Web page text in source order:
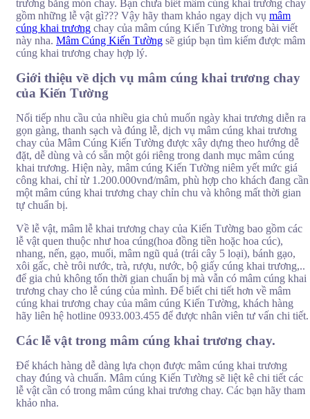
trương bằng món chay. Bạn chưa biết mâm cúng khai trương chay
gồm những lễ vật gì??? Vậy hãy tham khảo ngay dịch vụ mâm
cúng khai trương chay của mâm cúng Kiến Tường trong bài viết
này nha. Mâm Cúng Kiến Tường sẽ giúp bạn tìm kiếm được mâm
cúng khai trương chay hợp lý.
Giới thiệu về dịch vụ mâm cúng khai trương chay
của Kiến Tường
Nối tiếp nhu cầu của nhiều gia chủ muốn ngày khai trương diễn ra
gọn gàng, thanh sạch và đúng lễ, dịch vụ mâm cúng khai trương
chay của Mâm Cúng Kiến Tường được xây dựng theo hướng dễ
đặt, dễ dùng và có sẵn một gói riêng trong danh mục mâm cúng
khai trương. Hiện này, mâm cúng Kiến Tường niêm yết mức giá
công khai, chỉ từ 1.200.000vnđ/mâm, phù hợp cho khách đang cần
một mâm cúng khai trương chay chỉn chu và không mất thời gian
tự chuẩn bị.
Về lễ vật, mâm lễ khai trương chay của Kiến Tường bao gồm các
lễ vật quen thuộc như hoa cúng(hoa đồng tiền hoặc hoa cúc),
nhang, nến, gạo, muối, mâm ngũ quả (trái cây 5 loại), bánh gạo,
xôi gấc, chè trôi nước, trà, rượu, nước, bộ giấy cúng khai trương,..
để gia chủ không tốn thời gian chuẩn bị mà vẫn có mâm cúng khai
trương chay cho lễ cúng của mình. Để biết chi tiết hơn về mâm
cúng khai trương chay của mâm cúng Kiến Tường, khách hàng
hãy liên hệ hotline 0933.003.455 để được nhân viên tư vấn chi tiết.
Các lễ vật trong mâm cúng khai trương chay.
Để khách hàng dễ dàng lựa chọn được mâm cúng khai trương
chay đúng và chuẩn. Mâm cúng Kiến Tường sẽ liệt kê chi tiết các
lễ vật cần có trong mâm cúng khai trương chay. Các bạn hãy tham
khảo nha.